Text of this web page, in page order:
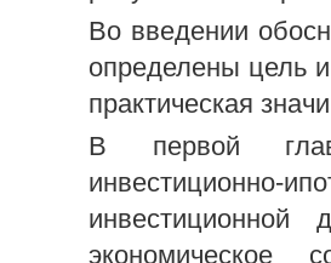
Во введении
определены цель
практическая
В первой
инвестиционной
экономическое